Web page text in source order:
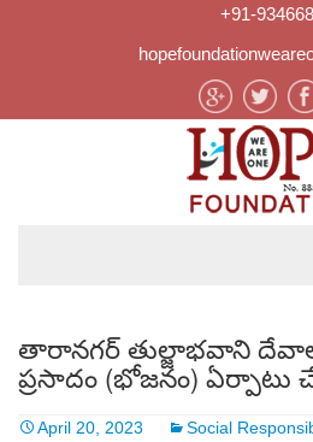
+91-
తారానగర్ తుల్జాభవాని
ప్రసాదం (భోజనం)
April 20, 2023 Social